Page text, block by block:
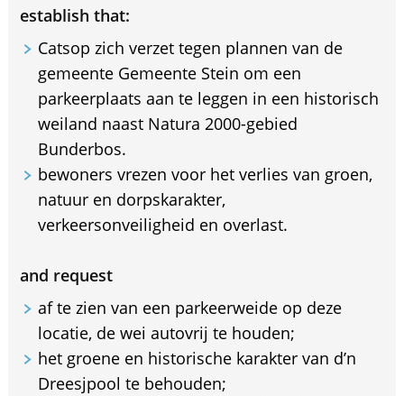
establish that:
Catsop zich verzet tegen plannen van de
gemeente Gemeente Stein om een
parkeerplaats aan te leggen in een historisch
weiland naast Natura 2000-gebied
Bunderbos.
bewoners vrezen voor het verlies van groen,
natuur en dorpskarakter,
verkeersonveiligheid en overlast.
and request
af te zien van een parkeerweide op deze
locatie, de wei autovrij te houden;
het groene en historische karakter van d’n
Dreesjpool te behouden;